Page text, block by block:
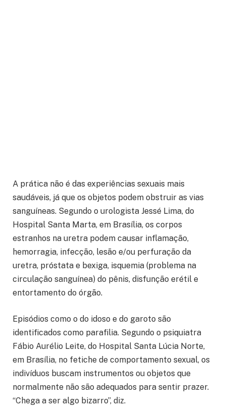
A prática não é das experiências sexuais mais
saudáveis, já que os objetos podem obstruir as vias
sanguíneas. Segundo o urologista Jessé Lima, do
Hospital Santa Marta, em Brasília, os corpos
estranhos na uretra podem causar inflamação,
hemorragia, infecção, lesão e/ou perfuração da
uretra, próstata e bexiga, isquemia (problema na
circulação sanguínea) do pênis, disfunção erétil e
entortamento do órgão.
Episódios como o do idoso e do garoto são
identificados como parafilia. Segundo o psiquiatra
Fábio Aurélio Leite, do Hospital Santa Lúcia Norte,
em Brasília, no fetiche de comportamento sexual, os
indivíduos buscam instrumentos ou objetos que
normalmente não são adequados para sentir prazer.
“Chega a ser algo bizarro”, diz.